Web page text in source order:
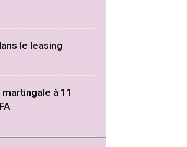
le leasing
à 11